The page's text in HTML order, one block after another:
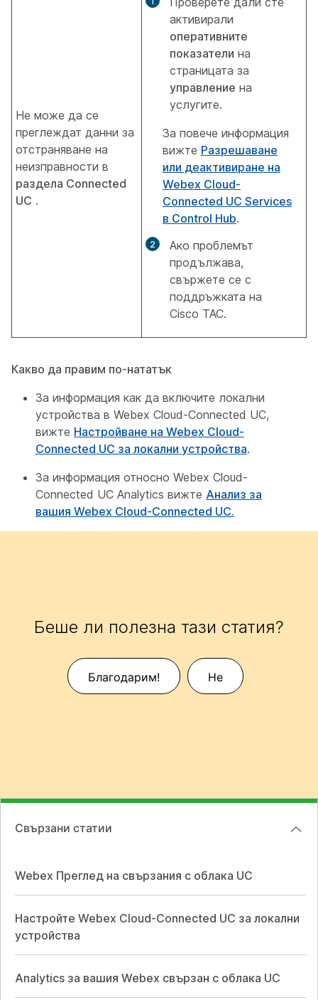
Не може да се
преглеждат данни за
отстраняване на
неизправности в
раздела Connected
UC .
активирали
оперативните
показатели на
страницата за
управление на
услугите.
За повече информация
вижте Разрешаване
или деактивиране на
Webex Cloud-
Connected UC Services
в Control Hub.
Ако проблемът
продължава,
свържете се с
поддръжката на
Cisco TAC.
Какво да правим по-нататък
За информация как да включите локални
устройства в Webex Cloud-Connected UC,
вижте Настройване на Webex Cloud-
Connected UC за локални устройства.
За информация относно Webex Cloud-
Connected UC Analytics вижте Анализ за
вашия Webex Cloud-Connected UC.
Беше ли полезна тази статия?
Благодарим! Не
Свързани статии
Webex Преглед на свързания с облака UC
Настройте Webex Cloud-Connected UC за локални
устройства
Analytics за вашия Webex свързан с облака UC